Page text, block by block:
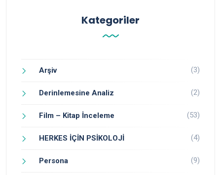
Kategoriler
Arşiv (3)
Derinlemesine Analiz (2)
Film – Kitap İnceleme (53)
HERKES İÇİN PSİKOLOJİ (4)
Persona (9)